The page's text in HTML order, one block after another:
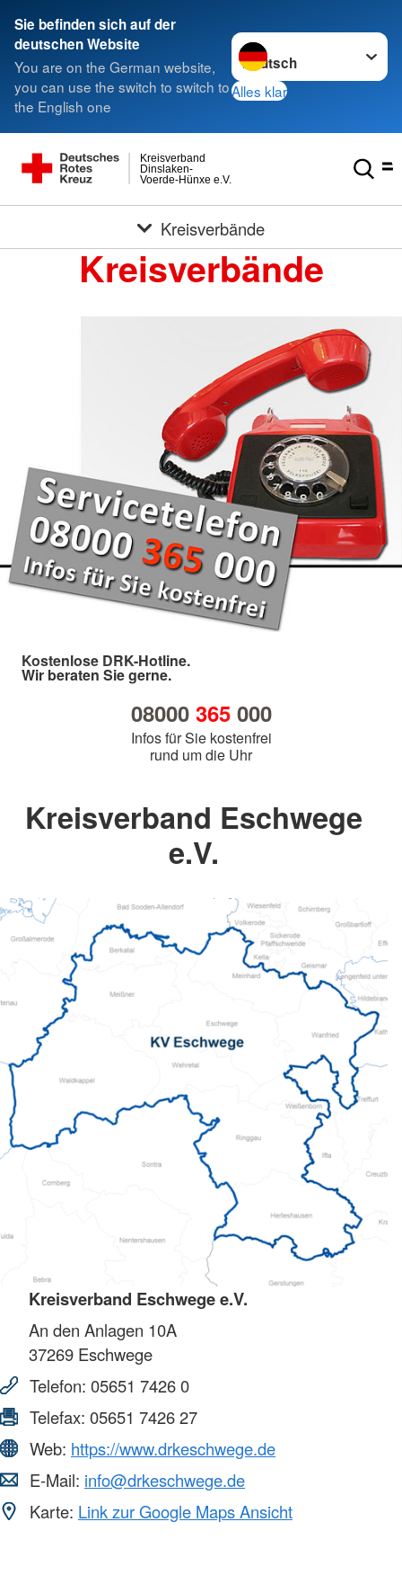
Sie befinden sich auf der
deutschen Website
You are on the German website,
you can use the switch to switch to
the English one
Sprache wechseln zu
Alles klar
Voerde-Hünxe e.V.
Dinslaken-
Kreisverband
Kreisverbände
Kreisverbände
Kostenlose DRK-Hotline.
Wir beraten Sie gerne.
08000 365000
Infos für Sie kostenfrei
rund um die Uhr
Kreisverband Eschwege
e.V.
Kreisverband Eschwege e.V.
An den Anlagen 10A
37269 Eschwege
Telefon: 05651 7426 0
Telefax: 05651 7426 27
Web: https://www.drkeschwege.de
E-Mail: info@drkeschwege.de
Karte: Link zur Google Maps Ansicht